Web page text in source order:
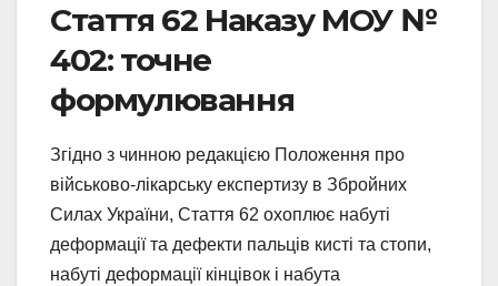
Стаття 62 Наказу МОУ №
402: точне
формулювання
Згідно з чинною редакцією Положення про
військово-лікарську експертизу в Збройних
Силах України, Стаття 62 охоплює набуті
деформації та дефекти пальців кисті та стопи,
набуті деформації кінцівок і набута